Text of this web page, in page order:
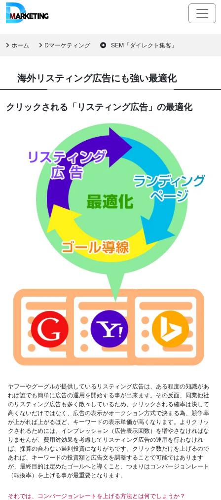
ホーム Dマーケティング SEM「ダイレクト集客」
海外リスティング広告にも強い最適化
クリックされる「リスティング広告」の最適化
ヤフーやグーグルが提供しているリスティング広告は、ある程度の知識があ
れば誰でも簡単に広告の運用を開始する事が出来ます。その反面、同業他社
のリスティング広告も多く散々しているため、クリックされる確率は決して
高くないだけではなく、広告の表示がオークション方式で決まる為、競争率
が上がれば上がるほど、キーワードの表示単価が高くなります。よりクリッ
クされるためには、インプレッション（広告表示回数）を増やさなければな
りませんが、費用対効果を考慮してリスティング広告の運用を行わなけれ
ば、採算の合わない過剰投資になりがちです。クリック数だけを上げるので
あれば、キーワードの投資額と広告文を調整することで可能ではあります
が、最終目的は定めたゴールへと導くこと、つまりはコンバージョンレート
（転換率）を上げる事が最重要となります。
それでは、コンバージョンレートを上げる方法とは何でしょうか？